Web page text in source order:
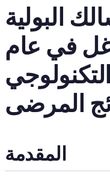
البولية
في عام
التكنولوجي
المرضى
المقدمة